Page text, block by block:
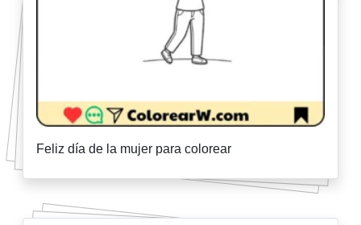
Feliz día de la mujer para colorear